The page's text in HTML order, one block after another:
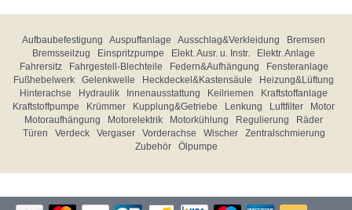
Aufbaubefestigung Auspuffanlage Ausschlag&Verkleidung
Bremsen
Bremsseilzug
Einspritzpumpe Elekt. Ausr. u. Instr.
Elektr. Anlage
Fahrersitz
Fahrgestell-Blechteile Federn&Aufhängung
Fensteranlage
Fußhebelwerk
Gelenkwelle Heckdeckel&Kastensäule
Heizung&Lüftung
Hinterachse
Hydraulik Innenausstattung Keilriemen
Kraftstoffanlage
Kraftstoffpumpe
Krümmer Kupplung&Getriebe Lenkung Luftfilter
Motor
Motoraufhängung
Motorelektrik Motorkühlung Regulierung
Räder
Türen
Verdeck Vergaser Vorderachse Wischer
Zentralschmierung
Zubehör
Ölpumpe